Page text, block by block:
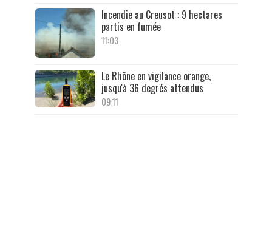
Incendie au Creusot : 9 hectares
partis en fumée
11:03
Le Rhône en vigilance orange,
jusqu'à 36 degrés attendus
09:11